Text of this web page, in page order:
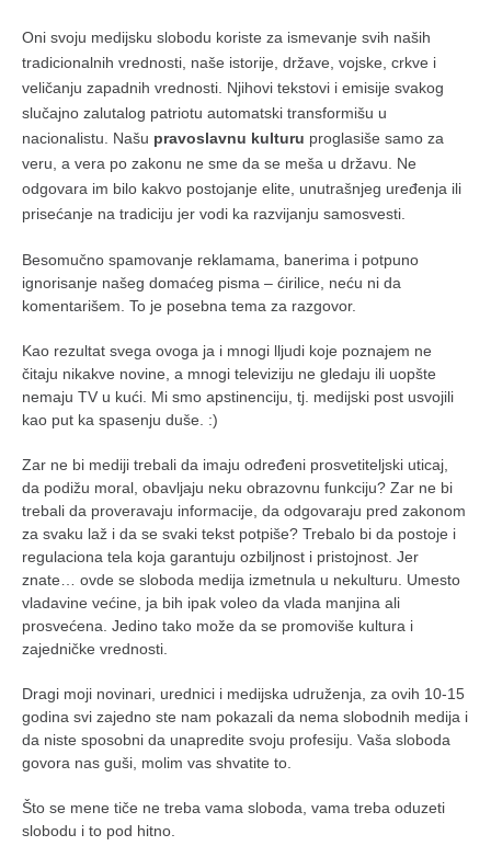
Oni svoju medijsku slobodu koriste za ismevanje svih naših
tradicionalnih vrednosti, naše istorije, države, vojske, crkve i
veličanju zapadnih vrednosti. Njihovi tekstovi i emisije svakog
slučajno zalutalog patriotu automatski transformišu u
nacionalistu. Našu pravoslavnu kulturu proglasiše samo za
veru, a vera po zakonu ne sme da se meša u državu. Ne
odgovara im bilo kakvo postojanje elite, unutrašnjeg uređenja ili
prisećanje na tradiciju jer vodi ka razvijanju samosvesti.
Besomučno spamovanje reklamama, banerima i potpuno
ignorisanje našeg domaćeg pisma – ćirilice, neću ni da
komentarišem. To je posebna tema za razgovor.
Kao rezultat svega ovoga ja i mnogi lljudi koje poznajem ne
čitaju nikakve novine, a mnogi televiziju ne gledaju ili uopšte
nemaju TV u kući. Mi smo apstinenciju, tj. medijski post usvojili
kao put ka spasenju duše. :)
Zar ne bi mediji trebali da imaju određeni prosvetiteljski uticaj,
da podižu moral, obavljaju neku obrazovnu funkciju? Zar ne bi
trebali da proveravaju informacije, da odgovaraju pred zakonom
za svaku laž i da se svaki tekst potpiše? Trebalo bi da postoje i
regulaciona tela koja garantuju ozbiljnost i pristojnost. Jer
znate… ovde se sloboda medija izmetnula u nekulturu. Umesto
vladavine većine, ja bih ipak voleo da vlada manjina ali
prosvećena. Jedino tako može da se promoviše kultura i
zajedničke vrednosti.
Dragi moji novinari, urednici i medijska udruženja, za ovih 10-15
godina svi zajedno ste nam pokazali da nema slobodnih medija i
da niste sposobni da unapredite svoju profesiju. Vaša sloboda
govora nas guši, molim vas shvatite to.
Što se mene tiče ne treba vama sloboda, vama treba oduzeti
slobodu i to pod hitno.